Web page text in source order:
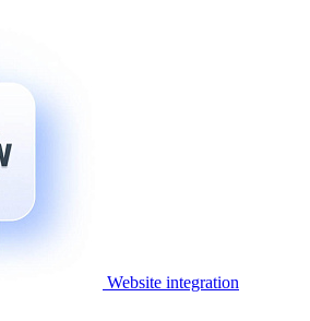
Website integration